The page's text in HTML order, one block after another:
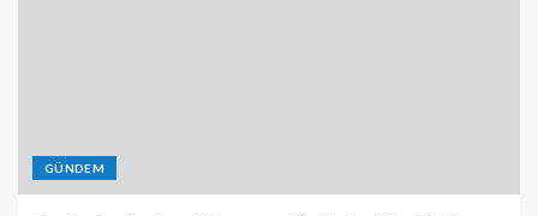
GÜNDEM